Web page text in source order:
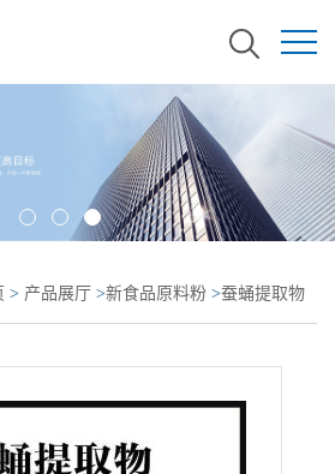
> 产品展厅 >新食品原料粉 >蚕蛹提取物